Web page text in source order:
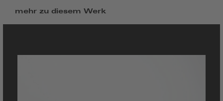
mehr zu diesem Werk